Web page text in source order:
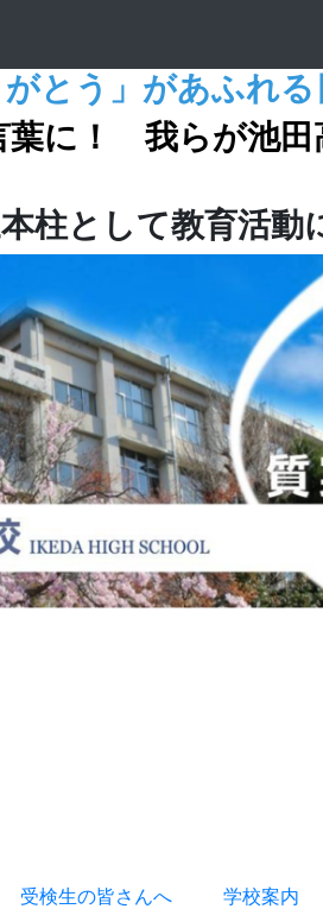
がとう」があふれ
葉に！ 我らが池田
柱として教育活動
受検生の皆さんへ 学校案内